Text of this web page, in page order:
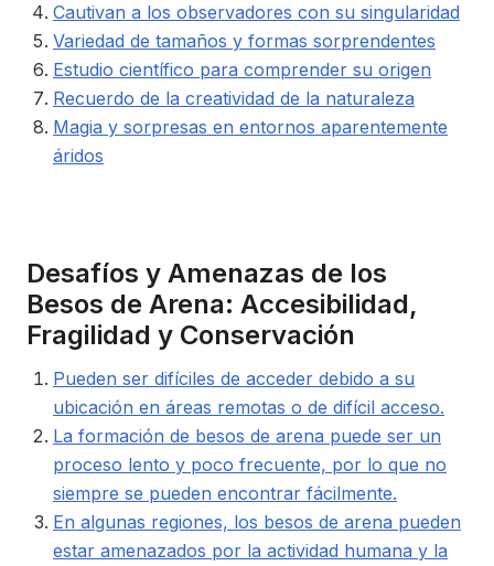
Cautivan a los observadores con su singularidad
Variedad de tamaños y formas sorprendentes
Estudio científico para comprender su origen
Recuerdo de la creatividad de la naturaleza
Magia y sorpresas en entornos aparentemente
áridos
Desafíos y Amenazas de los
Besos de Arena: Accesibilidad,
Fragilidad y Conservación
Pueden ser difíciles de acceder debido a su
ubicación en áreas remotas o de difícil acceso.
La formación de besos de arena puede ser un
proceso lento y poco frecuente, por lo que no
siempre se pueden encontrar fácilmente.
En algunas regiones, los besos de arena pueden
estar amenazados por la actividad humana y la